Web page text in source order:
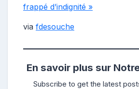
frappé d’indignité »
via fdesouche
En savoir plus sur
Subscribe to get the latest